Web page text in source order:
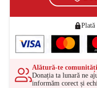
Plată
Alătură-te
Donația ta lunară ne
informăm corect și